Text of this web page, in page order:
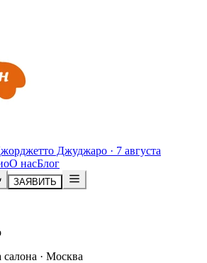
Джуджаро · 7 августа
О насБлог
ЗАЯВИТЬ
салона · Москва